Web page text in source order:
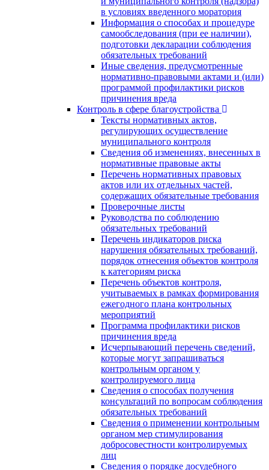
в условиях введенного моратория
Информация о способах и процедуре
самообследования (при ее наличии),
подготовки декларации соблюдения
обязательных требований
Иные сведения, предусмотренные
нормативно-правовыми актами и (или)
программой профилактики рисков
причинения вреда
Контроль в сфере благоустройства
Тексты нормативных актов,
регулирующих осуществление
муниципального контроля
Сведения об изменениях, внесенных в
нормативные правовые акты
Перечень нормативных правовых
актов или их отдельных частей,
содержащих обязательные требования
Проверочные листы
Руководства по соблюдению
обязательных требований
Перечень индикаторов риска
нарушения обязательных требований,
порядок отнесения объектов контроля
к категориям риска
Перечень объектов контроля,
учитываемых в рамках формирования
ежегодного плана контрольных
мероприятий
Программа профилактики рисков
причинения вреда
Исчерпывающий перечень сведений,
которые могут запрашиваться
контрольным органом у
контролируемого лица
Сведения о способах получения
консультаций по вопросам соблюдения
обязательных требований
Сведения о применении контрольным
органом мер стимулирования
добросовестности контролируемых
лиц
Сведения о порядке досудебного